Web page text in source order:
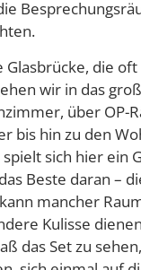
Glasbrücke, die
wir in das
über OP-
bis hin zu den
sich hier ein
Beste daran –
mancher
Kulisse
das Set zu